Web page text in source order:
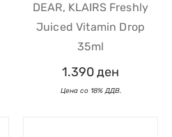
DEAR, KLAIRS Freshly
Juiced Vitamin Drop
35ml
1.390ден